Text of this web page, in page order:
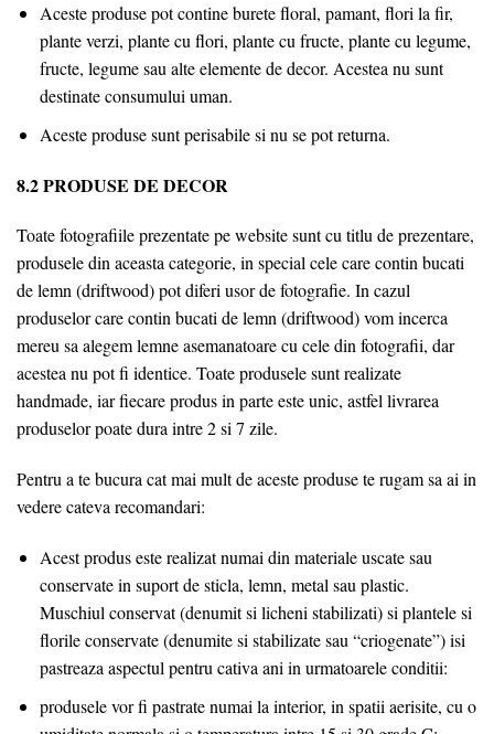
Aceste produse pot contine burete floral, pamant, flori la fir,
plante verzi, plante cu flori, plante cu fructe, plante cu legume,
fructe, legume sau alte elemente de decor. Acestea nu sunt
destinate consumului uman.
Aceste produse sunt perisabile si nu se pot returna.
8.2 PRODUSE DE DECOR
Toate fotografiile prezentate pe website sunt cu titlu de prezentare,
produsele din aceasta categorie, in special cele care contin bucati
de lemn (driftwood) pot diferi usor de fotografie. In cazul
produselor care contin bucati de lemn (driftwood) vom incerca
mereu sa alegem lemne asemanatoare cu cele din fotografii, dar
acestea nu pot fi identice. Toate produsele sunt realizate
handmade, iar fiecare produs in parte este unic, astfel livrarea
produselor poate dura intre 2 si 7 zile.
Pentru a te bucura cat mai mult de aceste produse te rugam sa ai in
vedere cateva recomandari:
Acest produs este realizat numai din materiale uscate sau
conservate in suport de sticla, lemn, metal sau plastic.
Muschiul conservat (denumit si licheni stabilizati) si plantele si
florile conservate (denumite si stabilizate sau “criogenate”) isi
pastreaza aspectul pentru cativa ani in urmatoarele conditii:
produsele vor fi pastrate numai la interior, in spatii aerisite, cu o